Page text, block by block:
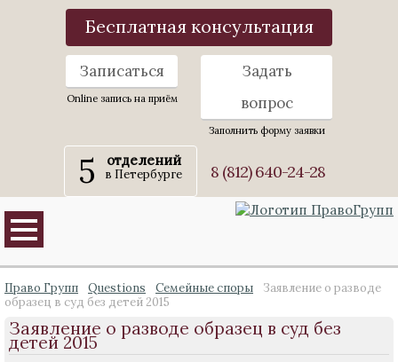
Бесплатная консультация
Записаться
Online запись на приём
Задать
вопрос
Заполнить форму заявки
5 отделений
в Петербурге 8 (812) 640-24-28
Право Групп Questions Семейные споры
Заявление о разводе
образец в суд без детей 2015
Заявление о разводе образец в суд без
детей 2015